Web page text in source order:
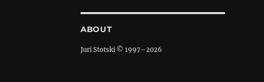
ABOUT
Juri Stotski © 1997–2026